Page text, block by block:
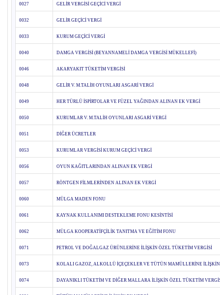
0027 GELİR VERGİSİ GEÇİCİ VERGİ
0032 GELİR GEÇİCİ VERGİ
0033 KURUM GEÇİCİ VERGİ
0040 DAMGA VERGİSİ (BEYANNAMELİ DAMGA VERGİSİ MÜKELLEFİ)
0046 AKARYAKIT TÜKETİM VERGİSİ
0048 GELİR V. M.TALİH OYUNLARI ASGARİ VERGİ
0049 HER TÜRLÜ İSPİRTOLAR VE FÜZEL YAĞINDAN ALINAN EK VERGİ
0050 KURUMLAR V. M.TALİH OYUNLARI ASGARİ VERGİ
0051 DİĞER ÜCRETLER
0053 KURUMLAR VERGİSİ KURUM GEÇİCİ VERGİ
0056 OYUN KAĞITLARINDAN ALINAN EK VERGİ
0057 RÖNTGEN FİLMLERİNDEN ALINAN EK VERGİ
0060 MÜLGA MADEN FONU
0061 KAYNAK KULLANIMI DESTEKLEME FONU KESİNTİSİ
0062 MÜLGA KOOPERATİFÇİLİK TANITMA VE EĞİTİM FONU
0071 PETROL VE DOĞALGAZ ÜRÜNLERİNE İLİŞKİN ÖZEL TÜKETİM VERGİSİ
0073 KOLALI GAZOZ, ALKOLLÜ İÇEÇEKLER VE TÜTÜN MAMÜLLERİNE
0074 DAYANIKLI TÜKETİM VE DİĞER MALLARA İLİŞKİN ÖZEL TÜKETİM